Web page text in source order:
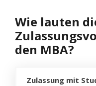
Wie lauten
den MBA?
Zulassung mit